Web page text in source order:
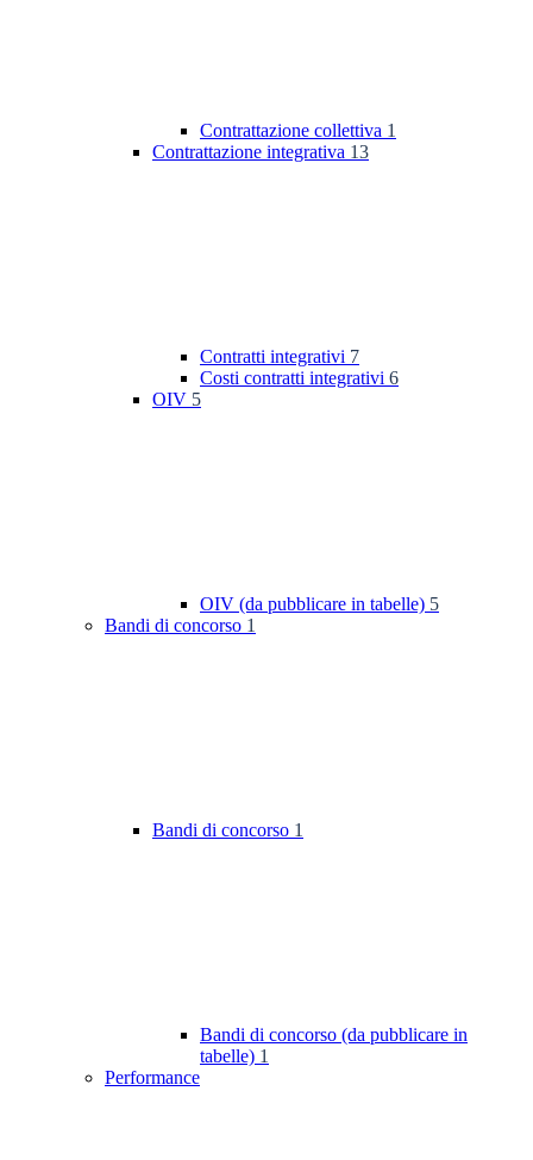
Contrattazione collettiva 1
Contrattazione integrativa 13
Contratti integrativi 7
Costi contratti integrativi 6
OIV 5
OIV (da pubblicare in tabelle) 5
Bandi di concorso 1
Bandi di concorso 1
Bandi di concorso (da pubblicare in
tabelle) 1
Performance